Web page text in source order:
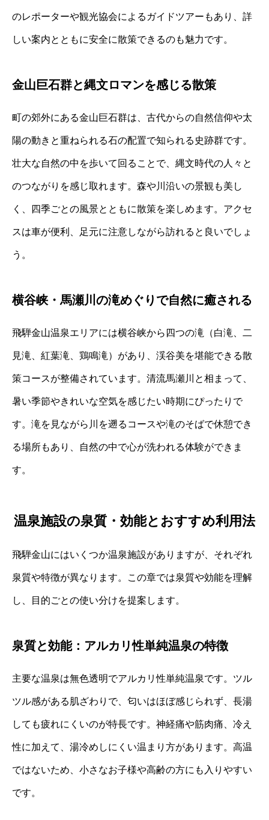
のレポーターや観光協会によるガイドツアーもあり、詳
しい案内とともに安全に散策できるのも魅力です。
金山巨石群と縄文ロマンを感じる散策
町の郊外にある金山巨石群は、古代からの自然信仰や太
陽の動きと重ねられる石の配置で知られる史跡群です。
壮大な自然の中を歩いて回ることで、縄文時代の人々と
のつながりを感じ取れます。森や川沿いの景観も美し
く、四季ごとの風景とともに散策を楽しめます。アクセ
スは車が便利、足元に注意しながら訪れると良いでしょ
う。
横谷峡・馬瀬川の滝めぐりで自然に癒される
飛騨金山温泉エリアには横谷峡から四つの滝（白滝、二
見滝、紅葉滝、鶏鳴滝）があり、渓谷美を堪能できる散
策コースが整備されています。清流馬瀬川と相まって、
暑い季節やきれいな空気を感じたい時期にぴったりで
す。滝を見ながら川を遡るコースや滝のそばで休憩でき
る場所もあり、自然の中で心が洗われる体験ができま
す。
温泉施設の泉質・効能とおすすめ利用法
飛騨金山にはいくつか温泉施設がありますが、それぞれ
泉質や特徴が異なります。この章では泉質や効能を理解
し、目的ごとの使い分けを提案します。
泉質と効能：アルカリ性単純温泉の特徴
主要な温泉は無色透明でアルカリ性単純温泉です。ツル
ツル感がある肌ざわりで、匂いはほぼ感じられず、長湯
しても疲れにくいのが特長です。神経痛や筋肉痛、冷え
性に加えて、湯冷めしにくい温まり方があります。高温
ではないため、小さなお子様や高齢の方にも入りやすい
です。